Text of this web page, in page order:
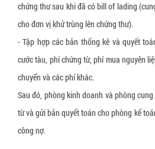
chứng thư sau khi đã có bill of lading
cho đơn vị khử trùng lên chứng thư).
- Tập hợp các bản thống kê và quyết
cước tàu, phí chứng từ, phí mua nguyên
chuyển và các phí khác.
Sau đó, phòng kinh doanh và phòng
từ và gửi bản quyết toán cho phòng kế
công nợ.